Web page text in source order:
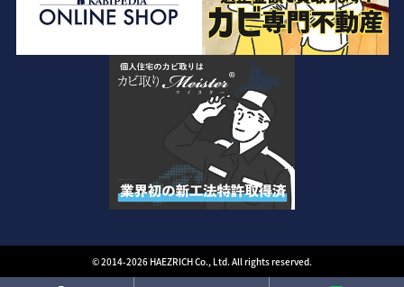
© 2014-2026 HAEZRICH Co., Ltd. All rights reserved.